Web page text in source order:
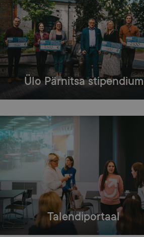
Ülo Pärnitsa stipendium
Talendiportaal